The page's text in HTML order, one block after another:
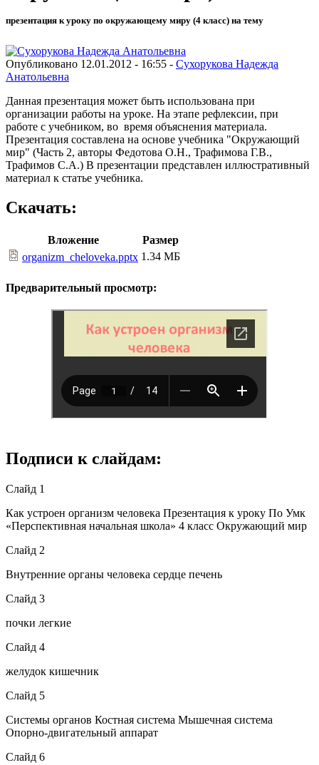
презентация к уроку по окружающему миру (4 класс) на тему
Опубликовано 12.01.2012 - 16:55 - Сухорукова Надежда
Анатольевна
Данная презентация может быть использована при
организации работы на уроке. На этапе рефлексии, при
работе с учебником, во время объяснения материала.
Презентация составлена на основе учебника "Окружающий
мир" (Часть 2, авторы Федотова О.Н., Трафимова Г.В.,
Трафимов С.А.) В презентации представлен иллюстративный
материал к статье учебника.
Скачать:
Вложение
Размер
organizm_cheloveka.pptx 1.34 МБ
Предварительный просмотр:
Подписи к слайдам:
Слайд 1
Как устроен организм человека Презентация к уроку По Умк
«Перспективная начальная школа» 4 класс Окружающий мир
Слайд 2
Внутренние органы человека сердце печень
Слайд 3
почки легкие
Слайд 4
желудок кишечник
Слайд 5
Системы органов Костная система Мышечная система
Опорно-двигательный аппарат
Слайд 6